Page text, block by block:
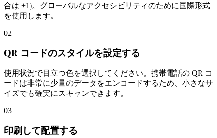
合は +1)。グローバルなアクセシビリティのために国際形式
を使用します。
02
QR コードのスタイルを設定する
使用状況で目立つ色を選択してください。携帯電話の QR コ
ードは非常に少量のデータをエンコードするため、小さなサ
イズでも確実にスキャンできます。
03
印刷して配置する